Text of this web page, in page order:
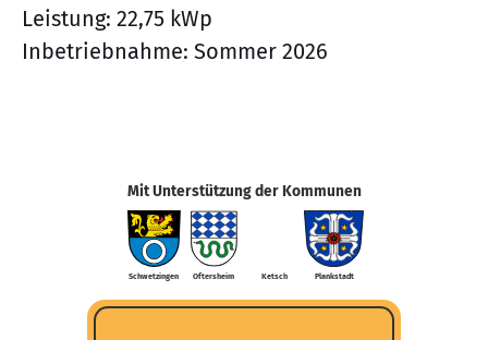
Leistung: 22,75 kWp
Inbetriebnahme: Sommer 2026
Mit Unterstützung der Kommunen
Schwetzingen Oftersheim Ketsch Plankstadt